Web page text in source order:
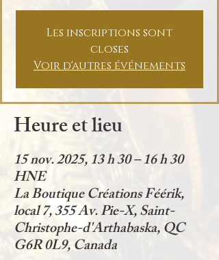
Les inscriptions sont
closes
Voir d'autres événements
Heure et lieu
15 nov. 2025, 13 h 30 – 16 h 30
HNE
La Boutique Créations Féérik,
local 7, 355 Av. Pie-X, Saint-
Christophe-d'Arthabaska, QC
G6R 0L9, Canada